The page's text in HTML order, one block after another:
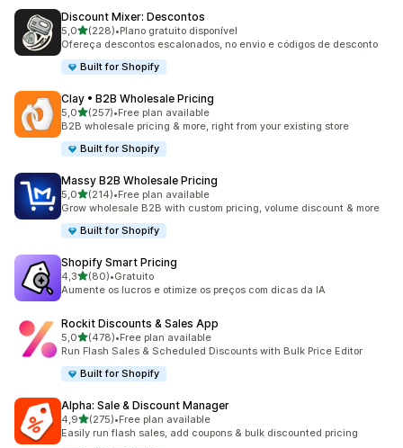
Discount Mixer: Descontos
5,0de 5 estrelas
(228)
228 total de avaliações
•Plano gratuito disponível
Ofereça descontos escalonados, no envio e códigos de desconto
Built for Shopify
Clay • B2B Wholesale Pricing
5,0de 5 estrelas
(257)
257 total de avaliações
•Free plan available
B2B wholesale pricing & more, right from your existing store
Built for Shopify
Massy B2B Wholesale Pricing
5,0de 5 estrelas
(214)
214 total de avaliações
•Free plan available
Grow wholesale B2B with custom pricing, volume discount & more
Built for Shopify
Shopify Smart Pricing
4,3de 5 estrelas
(80)
80 total de avaliações
•Gratuito
Aumente os lucros e otimize os preços com dicas da IA
Rockit Discounts & Sales App
5,0de 5 estrelas
(478)
478 total de avaliações
•Free plan available
Run Flash Sales & Scheduled Discounts with Bulk Price Editor
Built for Shopify
Alpha: Sale & Discount Manager
4,9de 5 estrelas
(275)
275 total de avaliações
•Free plan available
Easily run flash sales, add coupons & bulk discounted pricing